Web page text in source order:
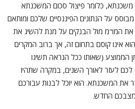
משכנתא, כלומר פיצול סכום המשכנתא
על הנתונים הפיננסיים שלכם ומותאם
את המו"מ מול הבנקים על מנת להשיג את
אינו קוסם בתחום זה, אך ברוב המקרים
הממוצע (שאותו ככל הנראה תשיגו
לכם לעזר לאורך השנים, במקרה שתהיו
את המשכנתא. הוא יוכל לבנות עבורכם
מצבכם החדש.